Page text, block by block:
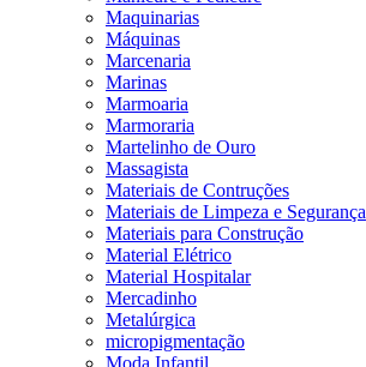
Maquinarias
Máquinas
Marcenaria
Marinas
Marmoaria
Marmoraria
Martelinho de Ouro
Massagista
Materiais de Contruções
Materiais de Limpeza e Segurança
Materiais para Construção
Material Elétrico
Material Hospitalar
Mercadinho
Metalúrgica
micropigmentação
Moda Infantil